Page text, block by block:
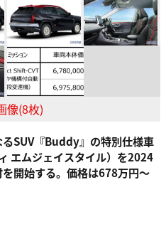
像(8枚)
SUV『Buddy』の特別仕様車
エムジェイスタイル）を2024
開始する。価格は678万円～